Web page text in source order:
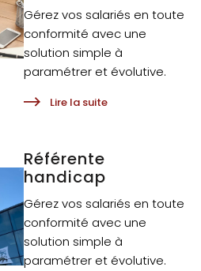
Gérez vos salariés en toute
conformité avec une
solution simple à
paramétrer et évolutive.
Lire la suite
Référente
handicap
Gérez vos salariés en toute
conformité avec une
solution simple à
paramétrer et évolutive.